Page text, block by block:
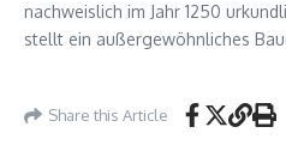
nachweislich im Jahr 1250
stellt ein außergewöhnliches
Share this Article